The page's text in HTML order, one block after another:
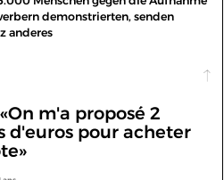
demonstrierten, senden
anderes
m'a proposé 2
d'euros pour acheter